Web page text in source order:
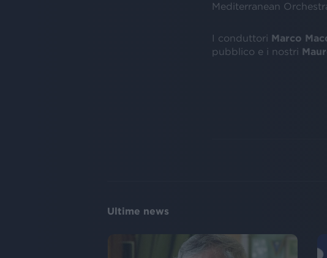
Mediterranean
I conduttori Marco
pubblico e i nostri
Ultime news